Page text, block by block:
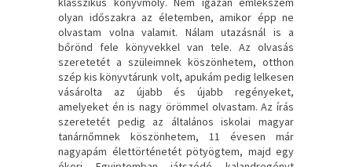
olyan időszakra az életemben, amikor épp ne
olvastam volna valamit. Nálam utazásnál is a
bőrönd fele könyvekkel van tele. Az olvasás
szeretetét a szüleimnek köszönhetem, otthon
szép kis könyvtárunk volt, apukám pedig lelkesen
vásárolta az újabb és újabb regényeket,
amelyeket én is nagy örömmel olvastam. Az írás
szeretetét pedig az általános iskolai magyar
tanárnőmnek köszönhetem, 11 évesen már
nagyapám élettörténetét pötyögtem, majd egy